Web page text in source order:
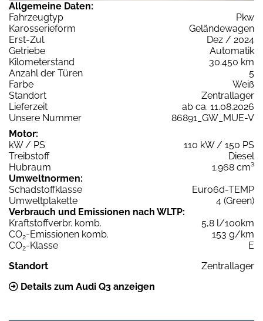
Allgemeine Daten:
Fahrzeugtyp
Pkw
Karosserieform
Geländewagen
Erst-Zul.
Dez / 2024
Getriebe
Automatik
Kilometerstand
30.450 km
Anzahl der Türen
5
Farbe
Weiß
Standort
Zentrallager
Lieferzeit
ab ca. 11.08.2026
Unsere Nummer
86891_GW_MUE-V
Motor:
kW / PS
110 kW / 150 PS
Treibstoff
Diesel
Hubraum
1.968 cm³
Umweltnormen:
Schadstoffklasse
Euro6d-TEMP
Umweltplakette
4 (Green)
Verbrauch und Emissionen nach WLTP:
Kraftstoffverbr. komb.
5,8 l/100km
CO2-Emissionen komb.
153 g/km
CO2-Klasse
E
Standort
Zentrallager
Details zum Audi Q3 anzeigen